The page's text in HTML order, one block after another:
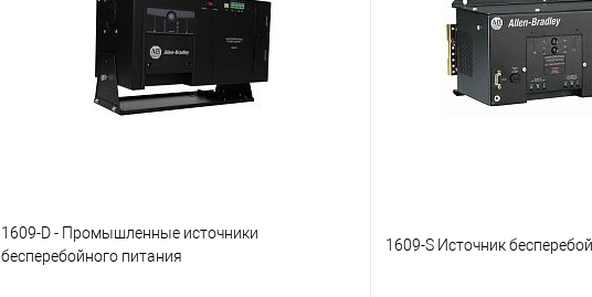
1609-D - Промышленные источники
бесперебойного питания
1609-S Источник